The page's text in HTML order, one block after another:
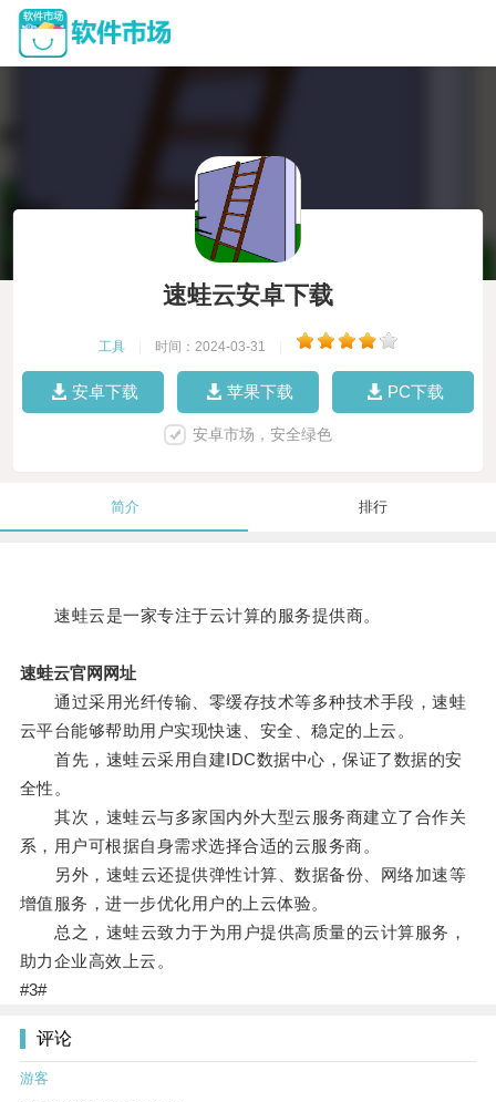
速蛙云安卓下载
工具 时间：2024-03-31
安卓下载 苹果下载 PC下载
安卓市场，安全绿色
简介 排行
速蛙云是一家专注于云计算的服务提供商。
速蛙云官网网址
通过采用光纤传输、零缓存技术等多种技术手段，速蛙
云平台能够帮助用户实现快速、安全、稳定的上云。
首先，速蛙云采用自建IDC数据中心，保证了数据的安
全性。
其次，速蛙云与多家国内外大型云服务商建立了合作关
系，用户可根据自身需求选择合适的云服务商。
另外，速蛙云还提供弹性计算、数据备份、网络加速等
增值服务，进一步优化用户的上云体验。
总之，速蛙云致力于为用户提供高质量的云计算服务，
助力企业高效上云。
#3#
评论
游客